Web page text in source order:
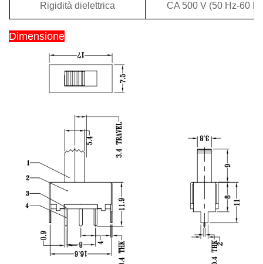
Rigidità dielettrica CA 500 V (50 Hz-60
Dimensione